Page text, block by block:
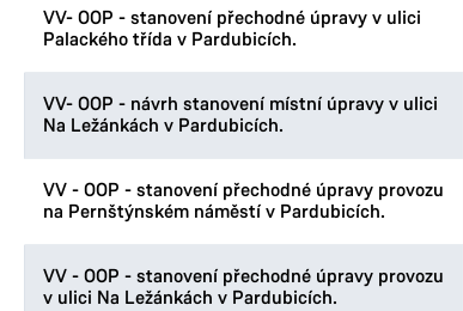
VV- OOP - stanovení přechodné úpravy v ulici
Palackého třída v Pardubicích.
VV- OOP - návrh stanovení místní úpravy v ulici
Na Ležánkách v Pardubicích.
VV - OOP - stanovení přechodné úpravy provozu
na Pernštýnském náměstí v Pardubicích.
VV - OOP - stanovení přechodné úpravy provozu
v ulici Na Ležánkách v Pardubicích.